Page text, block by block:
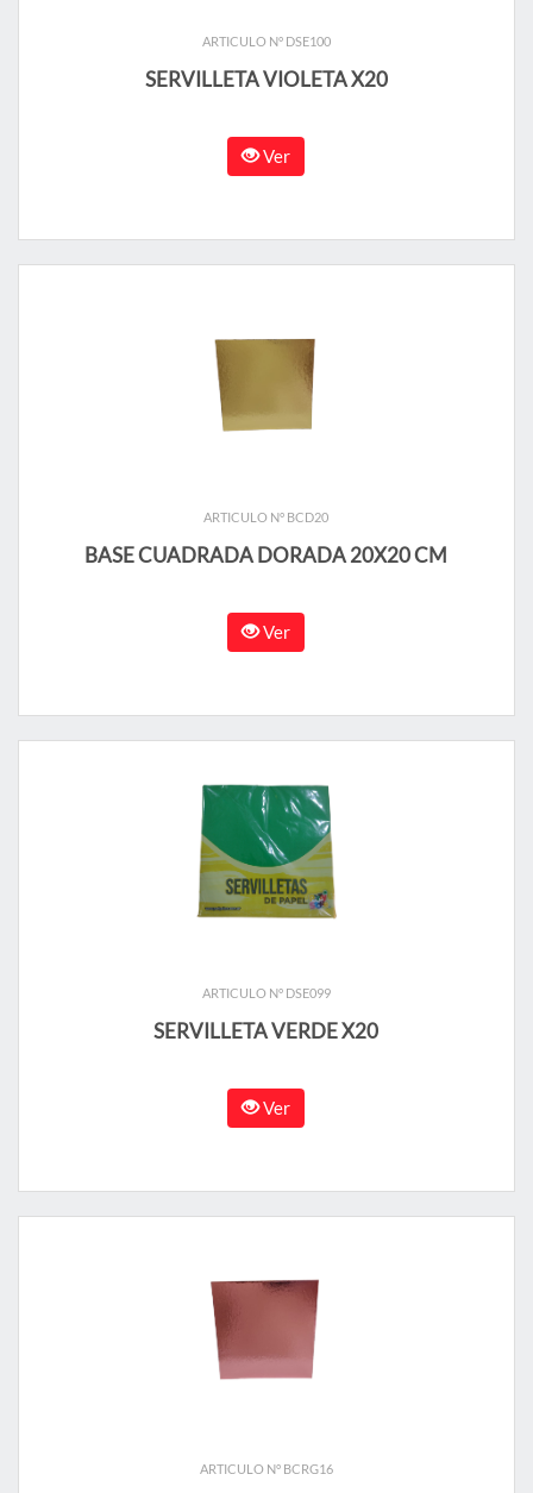
ARTICULO N° DSE100
SERVILLETA VIOLETA X20
Ver
ARTICULO N° BCD20
BASE CUADRADA DORADA 20X20 CM
Ver
ARTICULO N° DSE099
SERVILLETA VERDE X20
Ver
ARTICULO N° BCRG16